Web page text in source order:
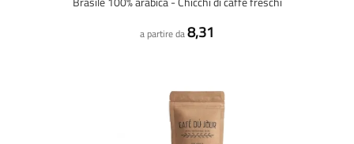
a partire da8,31